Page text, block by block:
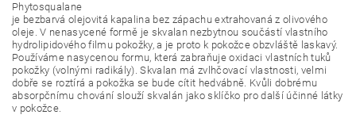
Phytosqualane
je bezbarvá olejovitá kapalina bez zápachu extrahovaná z olivového
oleje. V nenasycené formě je skvalan nezbytnou součástí vlastního
hydrolipidového filmu pokožky, a je proto k pokožce obzvláště laskavý.
Používáme nasycenou formu, která zabraňuje oxidaci vlastních tuků
pokožky (volnými radikály). Skvalan má zvlhčovací vlastnosti, velmi
dobře se roztírá a pokožka se bude cítit hedvábně. Kvůli dobrému
absorpčnímu chování slouží skvalán jako sklíčko pro další účinné látky
v pokožce.